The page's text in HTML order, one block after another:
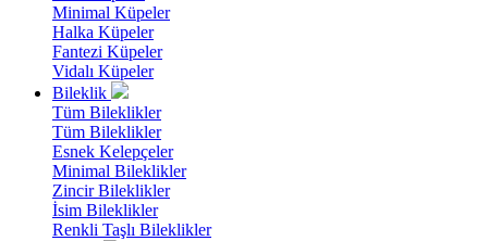
Minimal Küpeler
Halka Küpeler
Fantezi Küpeler
Vidalı Küpeler
Bileklik
Tüm Bileklikler
Tüm Bileklikler
Esnek Kelepçeler
Minimal Bileklikler
Zincir Bileklikler
İsim Bileklikler
Renkli Taşlı Bileklikler